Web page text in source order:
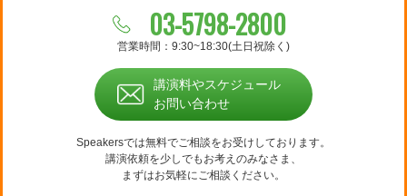
03-5798-2800
営業時間：9:30~18:30(土日祝除く)
講演料やスケジュール
お問い合わせ
Speakersでは無料でご相談をお受けしております。
講演依頼を少しでもお考えのみなさま、
まずはお気軽にご相談ください。